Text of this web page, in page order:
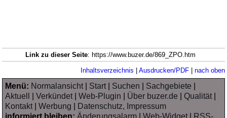
Link zu dieser Seite: https://www.buzer.de/869_ZPO.htm
Inhaltsverzeichnis | Ausdrucken/PDF| nach oben
Menü: Normalansicht| Start| Suchen Sachgebiete
Aktuell
|Verkündet|Web-Plugin Über buzer.de |Qualität|
Kontakt|Werbung
Datenschutz, Impressum
informiert bleiben: Änderungsalarm |Web-Widget| RSS-